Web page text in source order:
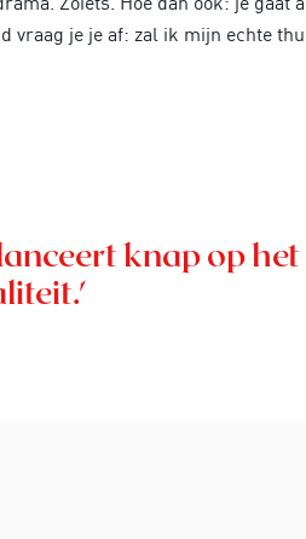
vraag je je af: zal ik mijn echte
knap op het